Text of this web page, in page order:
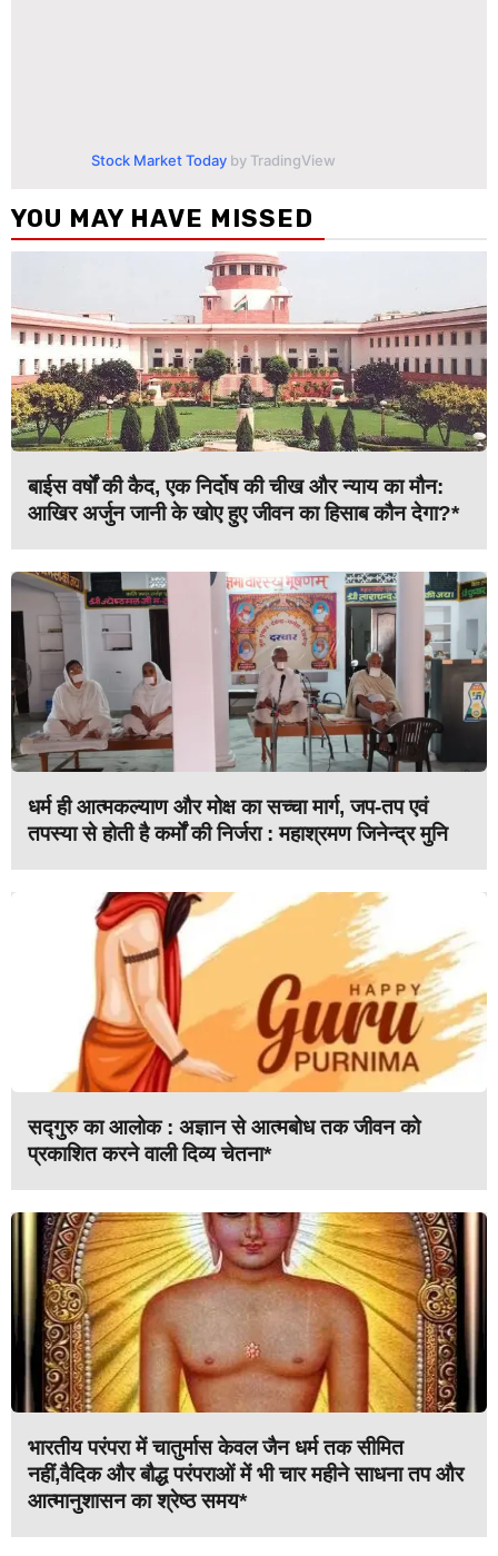
Stock Market Today by TradingView
YOU MAY HAVE MISSED
बाईस वर्षों की कैद, एक निर्दोष की चीख और न्याय का मौन:
आखिर अर्जुन जानी के खोए हुए जीवन का हिसाब कौन देगा?*
धर्म ही आत्मकल्याण और मोक्ष का सच्चा मार्ग, जप-तप एवं
तपस्या से होती है कर्मों की निर्जरा : महाश्रमण जिनेन्द्र मुनि
सद्गुरु का आलोक : अज्ञान से आत्मबोध तक जीवन को
प्रकाशित करने वाली दिव्य चेतना*
भारतीय परंपरा में चातुर्मास केवल जैन धर्म तक सीमित
नहीं,वैदिक और बौद्ध परंपराओं में भी चार महीने साधना तप और
आत्मानुशासन का श्रेष्ठ समय*